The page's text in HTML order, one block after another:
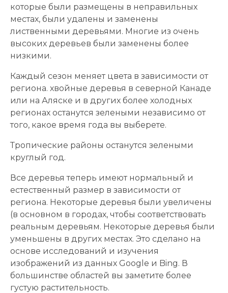
которые были размещены в неправильных
местах, были удалены и заменены
лиственными деревьями. Многие из очень
высоких деревьев были заменены более
низкими.
Каждый сезон меняет цвета в зависимости от
региона. хвойные деревья в северной Канаде
или на Аляске и в других более холодных
регионах останутся зелеными независимо от
того, какое время года вы выберете.
Тропические районы останутся зелеными
круглый год.
Все деревья теперь имеют нормальный и
естественный размер в зависимости от
региона. Некоторые деревья были увеличены
(в основном в городах, чтобы соответствовать
реальным деревьям. Некоторые деревья были
уменьшены в других местах. Это сделано на
основе исследований и изучения
изображений из данных Google и Bing. В
большинстве областей вы заметите более
густую растительность.